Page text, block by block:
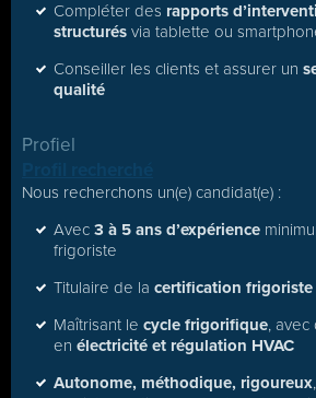
Compléter des rapports
structurés via tablette ou
Conseiller les clients et assurer un
qualité
Profiel
Nous recherchons un(e) candidat(e) :
Avec 3 à 5 ans d’expérience
frigoriste
Titulaire de la certification frigoriste
Maîtrisant le cycle frigorifique, avec
en électricité et régulation HVAC
Autonome, méthodique, rigoureux